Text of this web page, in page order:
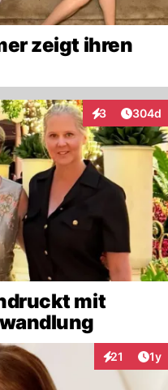
zeigt ihren
3
Interaktionen
304d
mit
21 1y